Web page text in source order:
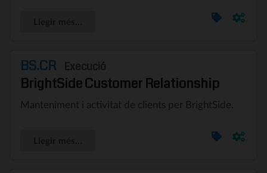
BS.CR
BrightSide Customer Relationship
Manteniment i activitat de clients per BrightSide.